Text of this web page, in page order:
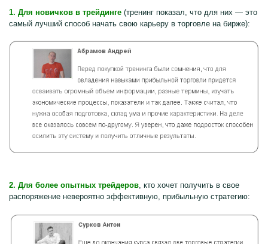
1. Для новичков в трейдинге (тренинг показал, что для них — это
самый лучший способ начать свою карьеру в торговле на бирже):
2. Для более опытных трейдеров , кто хочет получить в свое
распоряжение невероятно эффективную, прибыльную стратегию: